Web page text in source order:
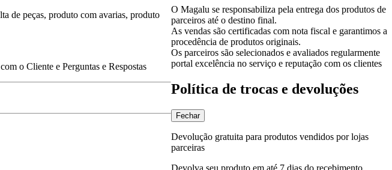
de peças, produto com avarias, produto
o Cliente e Perguntas e Respostas
O Magalu se responsabiliza pela entrega dos produtos de
parceiros até o destino final.
As vendas são certificadas com nota fiscal e garantimos a
procedência de produtos originais.
Os parceiros são selecionados e avaliados regularmente
portal excelência no serviço e reputação com os clientes
Política de trocas e devoluções
Fechar
Devolução gratuita para produtos vendidos por lojas
parceiras
Devolva seu produto em até 7 dias do recebimento.